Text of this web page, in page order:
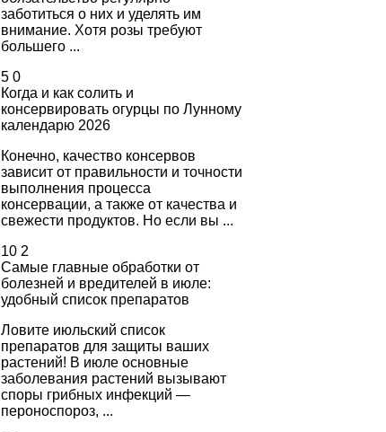
заботиться о них и уделять им
внимание. Хотя розы требуют
большего ...
5 0
Когда и как солить и
консервировать огурцы по Лунному
календарю 2026
Конечно, качество консервов
зависит от правильности и точности
выполнения процесса
консервации, а также от качества и
свежести продуктов. Но если вы ...
10 2
Самые главные обработки от
болезней и вредителей в июле:
удобный список препаратов
Ловите июльский список
препаратов для защиты ваших
растений! В июле основные
заболевания растений вызывают
споры грибных инфекций —
пероноспороз, ...